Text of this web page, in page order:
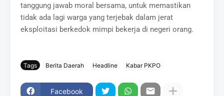
tanggung jawab moral bersama, untuk memastikan
tidak ada lagi warga yang terjebak dalam jerat
eksploitasi berkedok mimpi bekerja di negeri orang.
Tags Berita Daerah Headline Kabar PKPO
Facebook